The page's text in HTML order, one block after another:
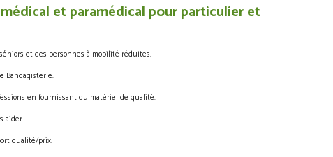
et paramédical pour particulier et
et des personnes à mobilité réduites.
Bandagisterie.
en fournissant du matériel de qualité.
aider.
qualité/prix.